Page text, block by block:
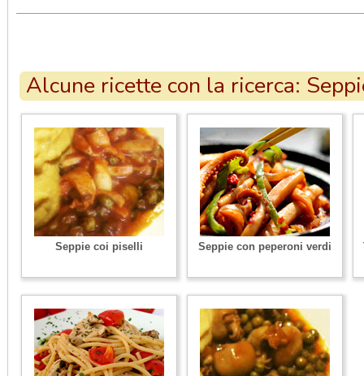
Alcune ricette con la ricerca:
Seppie coi piselli Seppie con peperoni verdi